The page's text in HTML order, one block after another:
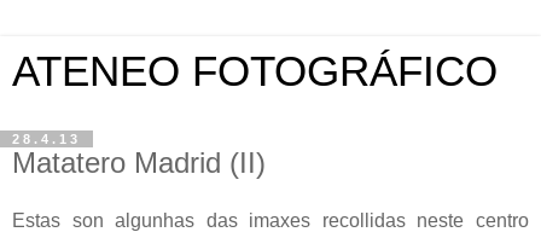
ATENEO FOTOGRÁFICO
28.4.13
Matatero Madrid (II)
Estas son algunhas das imaxes recollidas neste centro